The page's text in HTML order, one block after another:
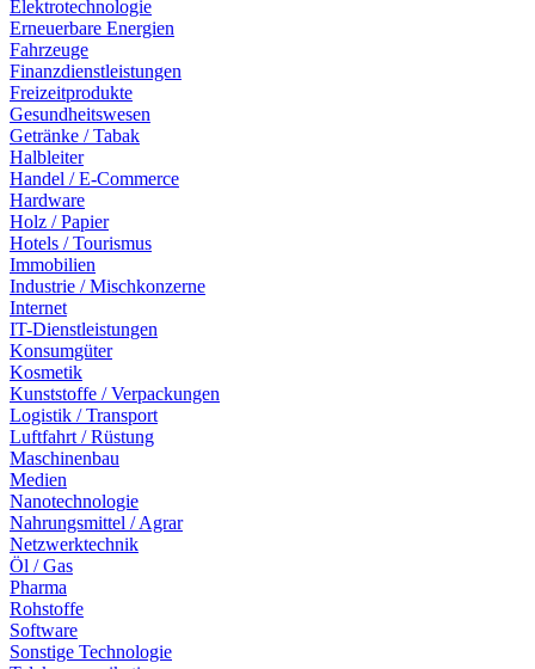
Elektrotechnologie
Erneuerbare Energien
Fahrzeuge
Finanzdienstleistungen
Freizeitprodukte
Gesundheitswesen
Getränke / Tabak
Halbleiter
Handel / E-Commerce
Hardware
Holz / Papier
Hotels / Tourismus
Immobilien
Industrie / Mischkonzerne
Internet
IT-Dienstleistungen
Konsumgüter
Kosmetik
Kunststoffe / Verpackungen
Logistik / Transport
Luftfahrt / Rüstung
Maschinenbau
Medien
Nanotechnologie
Nahrungsmittel / Agrar
Netzwerktechnik
Öl / Gas
Pharma
Rohstoffe
Software
Sonstige Technologie